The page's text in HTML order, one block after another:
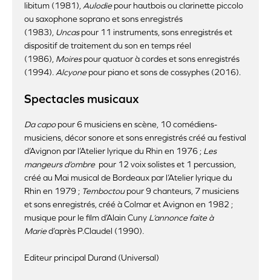
libitum (1981),Aulodiepour hautbois ou clarinette piccolo
ou saxophone soprano et sons enregistrés
(1983), Uncaspour 11 instruments, sons enregistrés et
dispositif de traitement du son en temps réel
(1986), Moirespour quatuor à cordes et sons enregistrés
(1994).Alcyonepour piano et sons de cossyphes (2016).
Spectacles musicaux
Da capopour 6 musiciens en scène, 10 comédiens-
musiciens, décor sonore et sons enregistrés créé au festival
d’Avignon par l’Atelier lyrique du Rhin en 1976 ; Les
mangeurs d’ombrepour 12 voix solistes et 1 percussion,
créé au Mai musical de Bordeaux par l’Atelier lyrique du
Rhin en 1979 ; Temboctoupour 9 chanteurs, 7 musiciens
et sons enregistrés, créé à Colmar et Avignon en 1982 ;
musique pour le film d’Alain Cuny L’annonce faite à
Maried’après P.Claudel (1990).
Editeur principal Durand (Universal)